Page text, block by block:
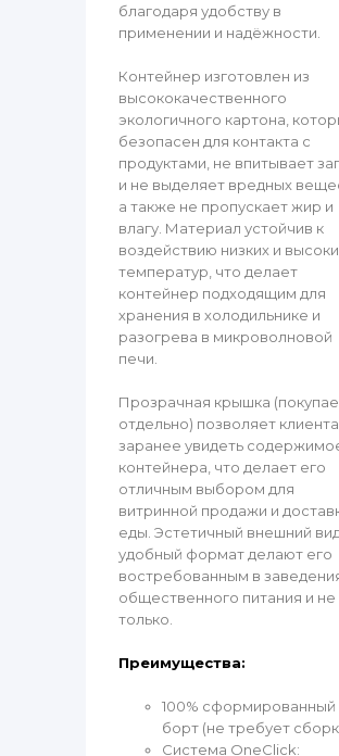
благодаря удобству в
применении и надёжности.
Контейнер изготовлен из
высококачественного
экологичного картона,
безопасен для контакта с
продуктами, не впитывает
и не выделяет вредных
а также не пропускает жир и
влагу. Материал устойчив к
воздействию низких и
температур, что делает
контейнер подходящим для
хранения в холодильнике и
разогрева в микроволновой
печи.
Прозрачная крышка
отдельно) позволяет
заранее увидеть
контейнера, что делает его
отличным выбором для
витринной продажи и
еды. Эстетичный внешний
удобный формат делают его
востребованным в
общественного питания и не
только.
Преимущества:
100% сформированный
борт (не требует
Система OneClick: